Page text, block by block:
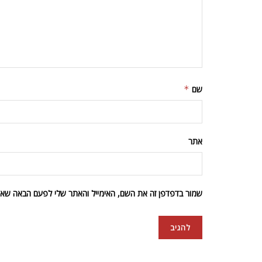
שם *
אתר
שמור בדפדפן זה את השם, האימייל והאתר שלי לפעם הבאה